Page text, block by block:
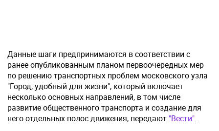
Данные шаги предпринимаются в соответствии с
ранее опубликованным планом первоочередных мер
по решению транспортных проблем московского узла
"Город, удобный для жизни", который включает
несколько основных направлений, в том числе
развитие общественного транспорта и создание для
него отдельных полос движения, передают "Вести".